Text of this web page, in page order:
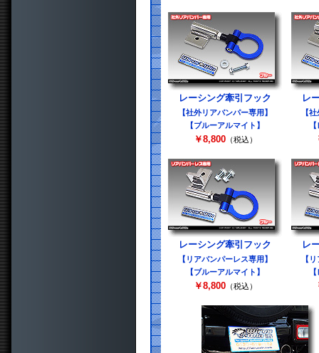
レーシング牽引フック
【社外リアバンパー専用】
【ブルーアルマイト】
￥8,800（税込）
レ
【
レーシング牽引フック
【リアバンパーレス専用】
【ブルーアルマイト】
￥8,800（税込）
レ
【